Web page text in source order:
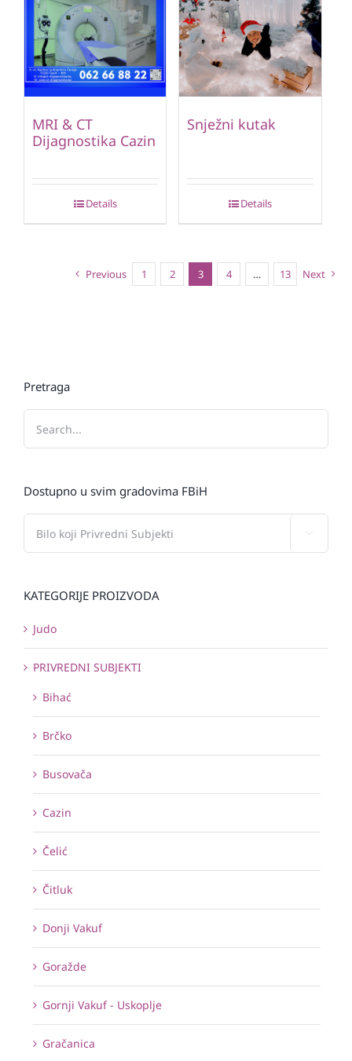
MRI & CT
Dijagnostika Cazin
Details
Snježni kutak
Details
Previous 1 2 3 4 … 13 Next
Pretraga
Dostupno u svim gradovima FBiH
KATEGORIJE PROIZVODA
Judo
PRIVREDNI SUBJEKTI
Bihać
Brčko
Busovača
Cazin
Čelić
Čitluk
Donji Vakuf
Goražde
Gornji Vakuf - Uskoplje
Gračanica